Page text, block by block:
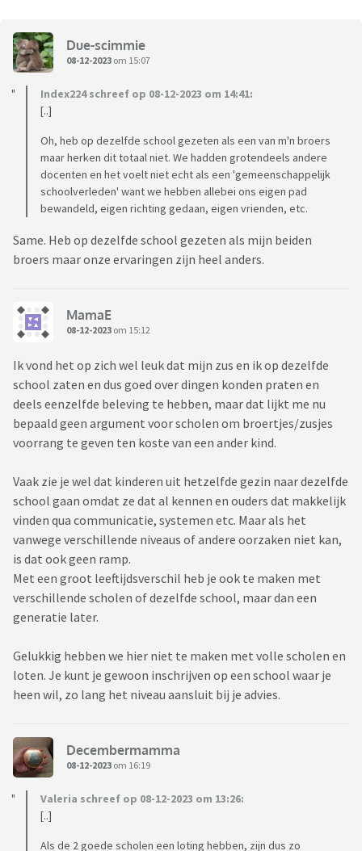
Due-scimmie
08-12-2023 om 15:07
Index224 schreef op 08-12-2023 om 14:41:
[..]
Oh, heb op dezelfde school gezeten als een van m'n broers
maar herken dit totaal niet. We hadden grotendeels andere
docenten en het voelt niet echt als een 'gemeenschappelijk
schoolverleden' want we hebben allebei ons eigen pad
bewandeld, eigen richting gedaan, eigen vrienden, etc.
Same. Heb op dezelfde school gezeten als mijn beiden
broers maar onze ervaringen zijn heel anders.
MamaE
08-12-2023 om 15:12
Ik vond het op zich wel leuk dat mijn zus en ik op dezelfde
school zaten en dus goed over dingen konden praten en
deels eenzelfde beleving te hebben, maar dat lijkt me nu
bepaald geen argument voor scholen om broertjes/zusjes
voorrang te geven ten koste van een ander kind.
Vaak zie je wel dat kinderen uit hetzelfde gezin naar dezelfde
school gaan omdat ze dat al kennen en ouders dat makkelijk
vinden qua communicatie, systemen etc. Maar als het
vanwege verschillende niveaus of andere oorzaken niet kan,
is dat ook geen ramp.
Met een groot leeftijdsverschil heb je ook te maken met
verschillende scholen of dezelfde school, maar dan een
generatie later.
Gelukkig hebben we hier niet te maken met volle scholen en
loten. Je kunt je gewoon inschrijven op een school waar je
heen wil, zo lang het niveau aansluit bij je advies.
Decembermamma
08-12-2023 om 16:19
Valeria schreef op 08-12-2023 om 13:26:
[..]
Als de 2 goede scholen een loting hebben, zijn dus zo